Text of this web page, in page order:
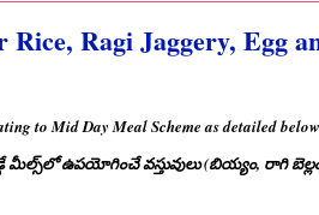
Ragi Jaggery, Egg
to Mid Day Meal Scheme as detailed
ఉపయోగించే వస్తువులు (బియ్యం, రాగి బెల్లం,